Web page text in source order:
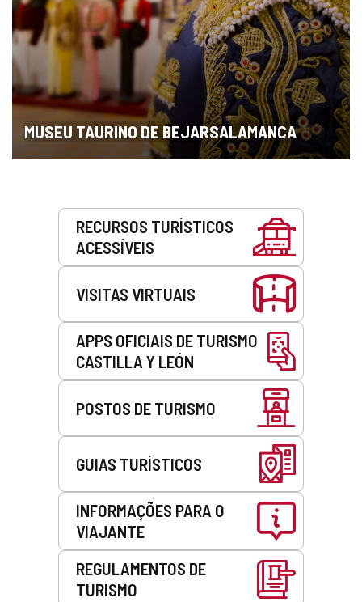
MUSEU TAURINO DE BEJARSALAMANCA
RECURSOS TURÍSTICOS
ACESSÍVEIS
VISITAS VIRTUAIS
APPS OFICIAIS DE TURISMO
CASTILLA Y LEÓN
POSTOS DE TURISMO
GUIAS TURÍSTICOS
INFORMAÇÕES PARA O
VIAJANTE
REGULAMENTOS DE
TURISMO